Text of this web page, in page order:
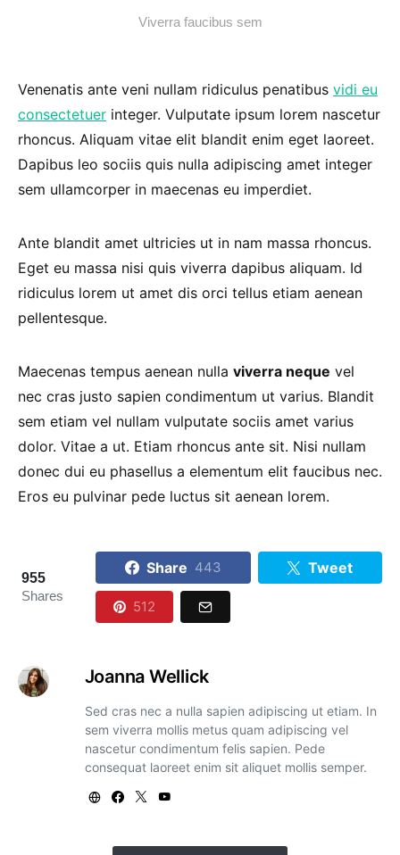
Viverra faucibus sem
Venenatis ante veni nullam ridiculus penatibus vidi eu
consectetuer integer. Vulputate ipsum lorem nascetur
rhoncus. Aliquam vitae elit blandit enim eget laoreet.
Dapibus leo sociis quis nulla adipiscing amet integer
sem ullamcorper in maecenas eu imperdiet.
Ante blandit amet ultricies ut in nam massa rhoncus.
Eget eu massa nisi quis viverra dapibus aliquam. Id
ridiculus lorem ut amet dis orci tellus etiam aenean
pellentesque.
Maecenas tempus aenean nulla viverra neque vel
nec cras justo sapien condimentum ut varius. Blandit
sem etiam vel nullam vulputate sociis amet varius
dolor. Vitae a ut. Etiam rhoncus ante sit. Nisi nullam
donec dui eu phasellus a elementum elit faucibus nec.
Eros eu pulvinar pede luctus sit aenean lorem.
955
Shares
Share 443 Tweet
512
Joanna Wellick
Sed cras nec a nulla sapien adipiscing ut etiam. In
sem viverra mollis metus quam adipiscing vel
nascetur condimentum felis sapien. Pede
consequat laoreet enim sit aliquet mollis semper.